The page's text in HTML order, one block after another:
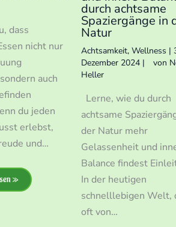
dass
nicht nur
auch
du jeden
erlebst,
und…
»
durch achtsame
Spaziergänge in
Natur
Achtsamkeit,Wellness |
Dezember 2024 | von
Heller
Lerne, wie du durch
achtsame
der Natur mehr
Gelassenheit und
Balance findest
In der heutigen
schnelllebigen Welt,
oft von…